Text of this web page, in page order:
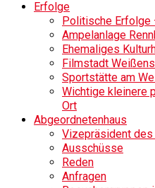
Erfolge
Politische Erfolge
Ampelanlage
Ehemaliges
Filmstadt
Sportstätte am
Wichtige kleinere
Ort
Abgeordnetenhaus
Vizepräsident
Ausschüsse
Reden
Anfragen